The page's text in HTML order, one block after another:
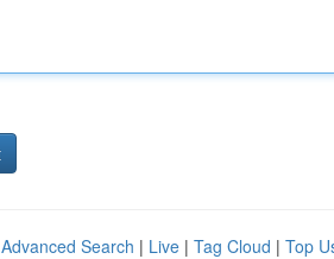
Advanced Search | Live | Tag Cloud | Top